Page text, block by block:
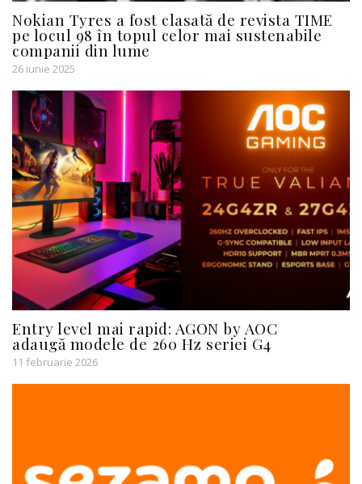
Nokian Tyres a fost clasată de revista TIME
pe locul 98 în topul celor mai sustenabile
companii din lume
26 iunie 2025
Entry level mai rapid: AGON by AOC
adaugă modele de 260 Hz seriei G4
11 februarie 2026